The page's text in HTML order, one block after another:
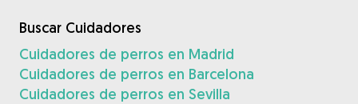
Buscar Cuidadores
Cuidadores de perros en Madrid
Cuidadores de perros en Barcelona
Cuidadores de perros en Sevilla